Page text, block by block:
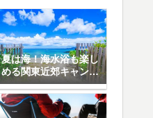
夏は海！海水浴も楽し
める関東近郊キャンプ
場10選